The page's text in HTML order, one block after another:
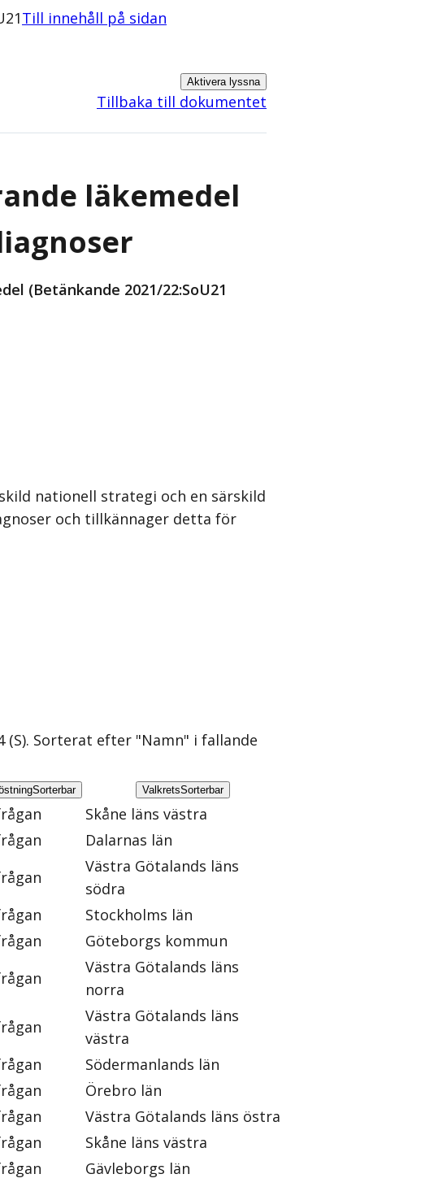
Till innehåll på sidan
Aktivera lyssna
Tillbaka till dokumentet
läkemedel
(Betänkande 2021/22:SoU21
nationell strategi och en särskild
och tillkännager detta för
(S). Sorterat efter "Namn" i fallande
Sorterbar ValkretsSorterbar
Skåne läns västra
Dalarnas län
Västra Götalands läns
södra
Stockholms län
Göteborgs kommun
Västra Götalands läns
norra
Västra Götalands läns
västra
Södermanlands län
Örebro län
Västra Götalands läns östra
Skåne läns västra
Gävleborgs län